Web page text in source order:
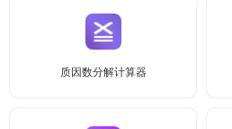
质因数分解计算器